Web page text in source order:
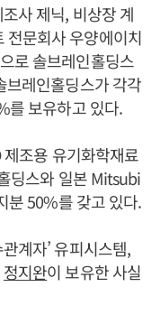
사 제닉, 비상장 계
전문회사 우양에이치
로 솔브레인홀딩스
브레인홀딩스가 각각
를 보유하고 있다.
조용 유기화학재료
딩스와 일본 Mitsubi
50%를 갖고 있다.
계자’ 유피시스템,
정지완이 보유한 사실